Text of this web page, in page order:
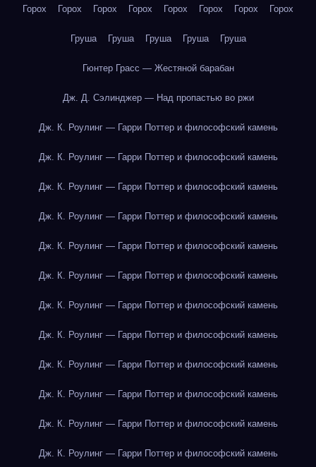
Горох Горох Горох Горох Горох Горох Горох Горох
Груша Груша Груша Груша Груша
Гюнтер Грасс — Жестяной барабан
Дж. Д. Сэлинджер — Над пропастью во ржи
Дж. К. Роулинг — Гарри Поттер и философский камень
Дж. К. Роулинг — Гарри Поттер и философский камень
Дж. К. Роулинг — Гарри Поттер и философский камень
Дж. К. Роулинг — Гарри Поттер и философский камень
Дж. К. Роулинг — Гарри Поттер и философский камень
Дж. К. Роулинг — Гарри Поттер и философский камень
Дж. К. Роулинг — Гарри Поттер и философский камень
Дж. К. Роулинг — Гарри Поттер и философский камень
Дж. К. Роулинг — Гарри Поттер и философский камень
Дж. К. Роулинг — Гарри Поттер и философский камень
Дж. К. Роулинг — Гарри Поттер и философский камень
Дж. К. Роулинг — Гарри Поттер и философский камень